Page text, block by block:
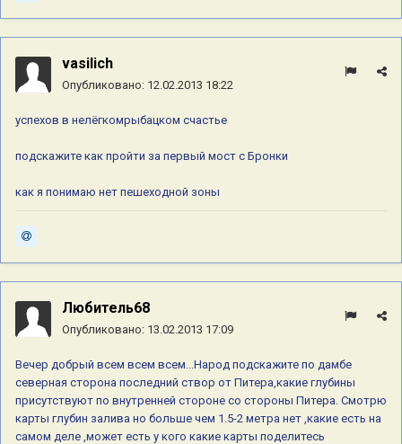
vasilich
Опубликовано: 12.02.2013 18:22
успехов в нелёгкомрыбацком счастье
подскажите как пройти за первый мост с Бронки
как я понимаю нет пешеходной зоны
Любитель68
Опубликовано: 13.02.2013 17:09
Вечер добрый всем всем всем...Народ подскажите по дамбе
северная сторона последний створ от Питера,какие глубины
присутствуют по внутренней стороне со стороны Питера. Смотрю
карты глубин залива но больше чем 1.5-2 метра нет ,какие есть на
самом деле ,может есть у кого какие карты поделитесь